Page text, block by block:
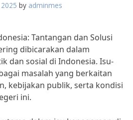
by adminmes
Tantangan dan Solusi
dibicarakan dalam
dan sosial di Indonesia. Isu-
masalah yang berkaitan
kebijakan publik, serta kondisi
ini.